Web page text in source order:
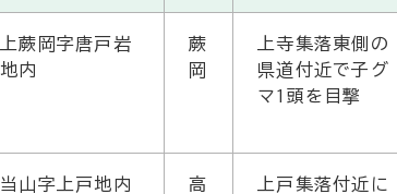
上蕨岡字唐戸岩
地内
蕨
岡
上寺集落東側の
県道付近で子グ
マ1頭を目撃
当山字上戸地内
高
上戸集落付近に